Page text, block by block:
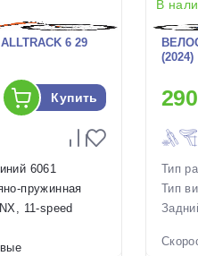
6 29
Купить
6061
пружинная
11-speed
В
(2024)
Тип
Тип